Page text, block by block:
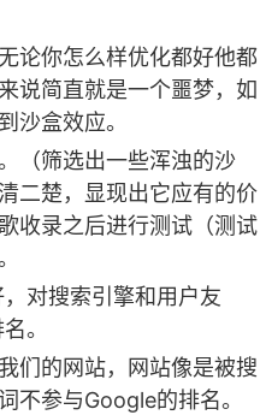
论你怎么样优化都好他都
说简直就是一个噩梦，如
沙盒效应。
（筛选出一些浑浊的沙
二楚，显现出它应有的价
收录之后进行测试（测试
对搜索引擎和用户友
。
们的网站，网站像是被搜
不参与Google的排名。